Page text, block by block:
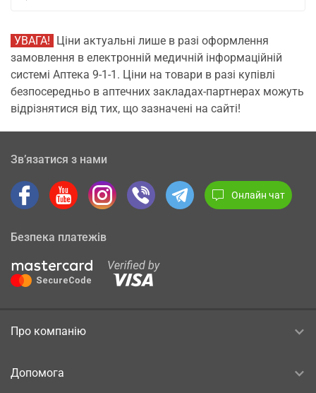
УВАГА! Ціни актуальні лише в разі оформлення
замовлення в електронній медичній інформаційній
системі Аптека 9-1-1. Ціни на товари в разі купівлі
безпосередньо в аптечних закладах-партнерах можуть
відрізнятися від тих, що зазначені на сайті!
Зв’язатися з нами
Онлайн чат
Безпека платежів
Про компанію
Допомога